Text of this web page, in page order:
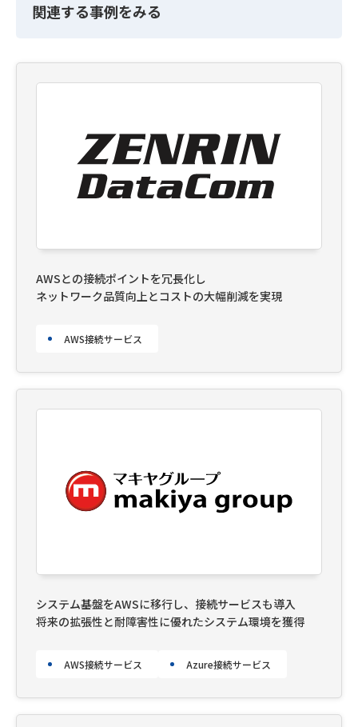
関連する事例をみる
AWSとの接続ポイントを冗長化し
ネットワーク品質向上とコストの大幅削減を実現
AWS接続サービス
システム基盤をAWSに移行し、接続サービスも導入
将来の拡張性と耐障害性に優れたシステム環境を獲得
AWS接続サービス Azure接続サービス